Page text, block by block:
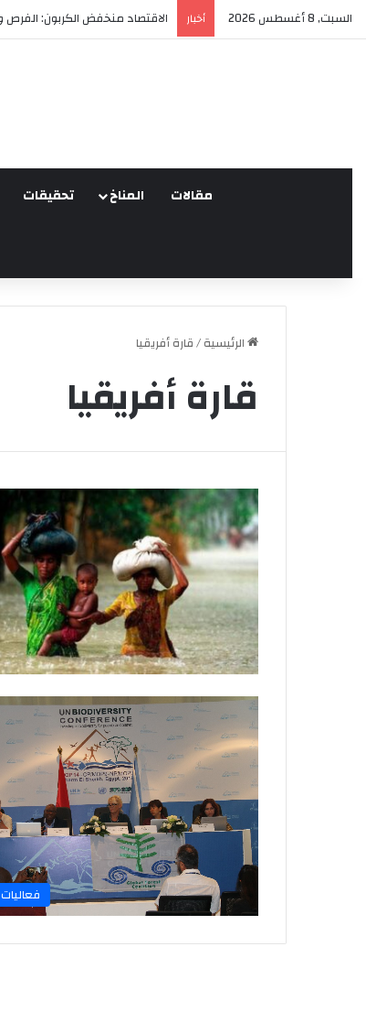
السبت, 8 أغسطس 2026 أخبار العدالة البيئية في المغرب: نحو
مقالات المناخ تحقيقات
الرئيسية/قارة أفريقيا
قارة أفريقيا